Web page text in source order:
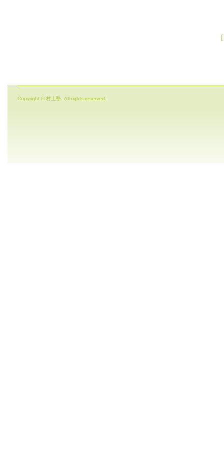
Copyright © 村上塾. All rights reserved.